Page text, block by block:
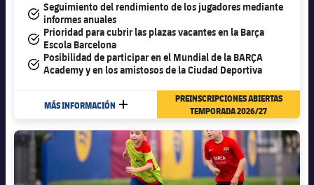
#tick
Seguimiento del rendimiento de los jugadores mediante
informes anuales
#tick
Prioridad para cubrir las plazas vacantes en la Barça
Escola Barcelona
#tick
Posibilidad de participar en el Mundial de la BARÇA
Academy y en los amistosos de la Ciudad Deportiva
MÁS INFORMACIÓN MÁS
PREINSCRIPCIONES ABIERTAS
TEMPORADA 2026/27